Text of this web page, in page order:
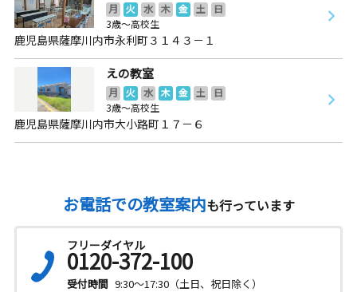
月 火 水 木 金 土
日
3歳～高校生
鹿児島県薩摩川内市永利町３１４３－１
えの教室
月 火 水 木 金 土
日
3歳～高校生
鹿児島県薩摩川内市大小路町１７－６
お電話での教室案内も行っています
フリーダイヤル
0120-372-100
受付時間 9:30～17:30（土日、祝日除く）